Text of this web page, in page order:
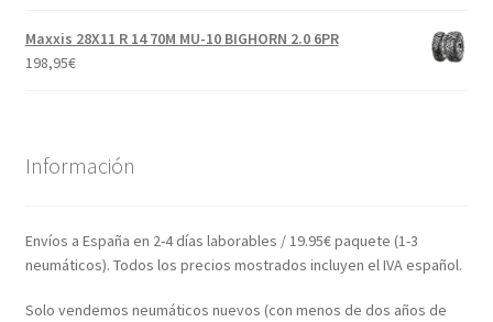
Maxxis 28X11 R 14 70M MU-10 BIGHORN 2.0 6PR
198,95€
Información
Envíos a España en 2-4 días laborables / 19.95€ paquete (1-3
neumáticos). Todos los precios mostrados incluyen el IVA español.
Solo vendemos neumáticos nuevos (con menos de dos años de